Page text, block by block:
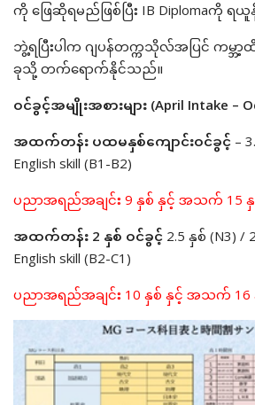
ကို ဖြေဆိုရမည်ဖြစ်ပြီး IB Diplomaကို ရ
ဘွဲ့ရပြီးပါက ဂျပန်တက္ကသိုလ်အပြင် ကမ္
ခုသို့ တက်ရောက်နိုင်သည်။
ဝင်ခွင့်အမျိုးအစားများ (April Intake –
အထက်တန်း ပထမနှစ်ကျောင်းဝင်ခွင့် –
English skill (B1-B2)
ပညာအရည်အချင်း 9 နှစ် နှင့် အသက် 15
အထက်တန်း 2 နှစ် ဝင်ခွင့် 2.5 နှစ် (N3)
English skill (B2-C1)
ပညာအရည်အချင်း 10 နှစ် နှင့် အသက်